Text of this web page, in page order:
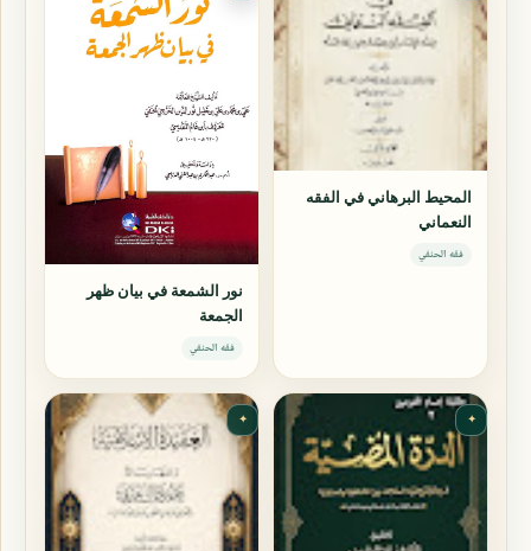
المحيط البرهاني في الفقه
النعماني
فقه الحنفي
نور الشمعة في بيان ظهر
الجمعة
فقه الحنفي
✦
✦